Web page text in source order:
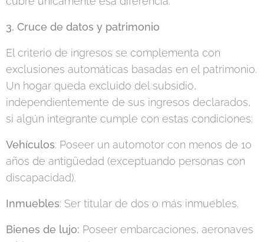
3. Cruce de datos y patrimonio
El criterio de ingresos se complementa con
exclusiones automáticas basadas en el patrimonio.
Un hogar queda excluido del subsidio,
independientemente de sus ingresos declarados,
si algún integrante cumple con estas condiciones:
Vehículos: Poseer un automotor con menos de 10
años de antigüedad (exceptuando personas con
discapacidad).
Inmuebles: Ser titular de dos o más inmuebles.
Bienes de lujo: Poseer embarcaciones, aeronaves